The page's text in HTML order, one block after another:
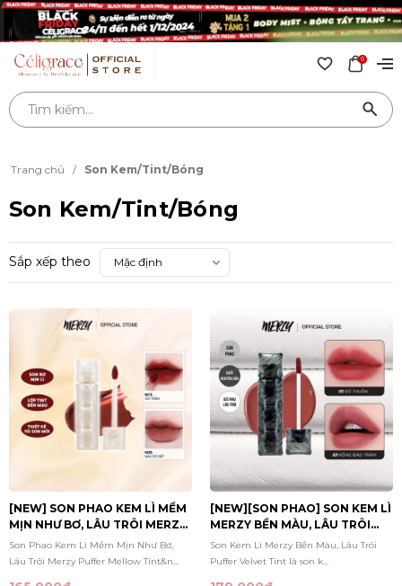
0
Trang chủ / Son Kem/Tint/Bóng
Son Kem/Tint/Bóng
Sắp xếp theo Mặc định
[NEW] SON PHAO KEM LÌ MỀM
MỊN NHƯ BƠ, LÂU TRÔI MERZY
PUFFER MELLOW TINT 3.7G
Son Phao Kem Lì Mềm Mịn Như Bơ,
Lâu Trôi Merzy Puffer Mellow Tint&n...
[NEW][SON PHAO] SON KEM LÌ
MERZY BỀN MÀU, LÂU TRÔI
PUFFER VELVET TINT 3.7G
Son Kem Lì Merzy Bền Màu, Lâu Trôi
Puffer Velvet Tint là son k...